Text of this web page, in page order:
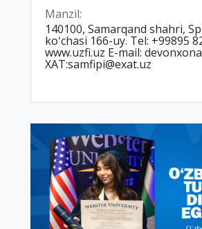
Manzil:
140100, Samarqand shahri,
koʻchasi 166-uy. Tel: +99895
www.uzfi.uz E-mail:
XAT:samfipi@exat.uz